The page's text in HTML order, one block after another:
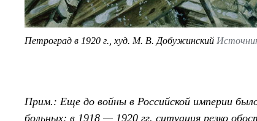
Петроград в 1920 г., худ. М. В. Добужинский
Прим.: Еще до войны в Российской империи
больных; в 1918 — 1920 гг. ситуация резко